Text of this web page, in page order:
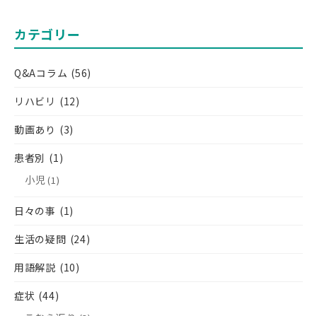
カテゴリー
Q&Aコラム (56)
リハビリ (12)
動画あり (3)
患者別 (1)
小児(1)
日々の事 (1)
生活の疑問 (24)
用語解説 (10)
症状 (44)